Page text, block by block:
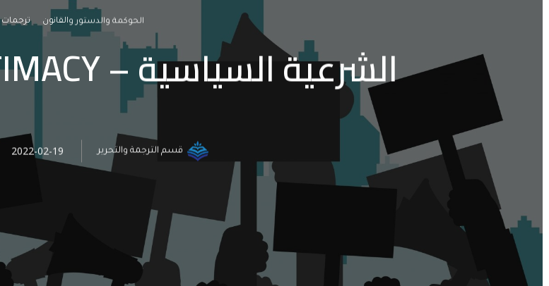
الحوكمة والدستور والقانون ترجمات
الشرعية السياسية – POLITICAL LEGITIMACY
قسم الترجمة والتحرير 2022-02-19